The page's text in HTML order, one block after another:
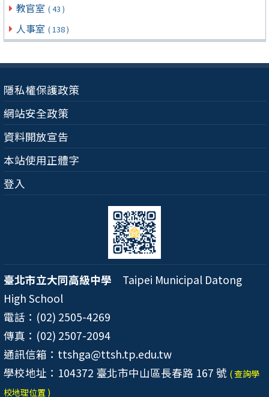
教官室 ( 43 )
人事室 ( 138 )
隱私權保護政策
網站安全政策
資料開放宣告
本站使用正體字
登入
臺北市立大同高級中學 Taipei Municipal Datong
High School
電話：(02) 2505-4269
傳真：(02) 2507-2094
通訊信箱：ttshga@ttsh.tp.edu.tw
學校地址：104372 臺北市中山區長春路 167 號 ( 查詢學
校地理位置 )